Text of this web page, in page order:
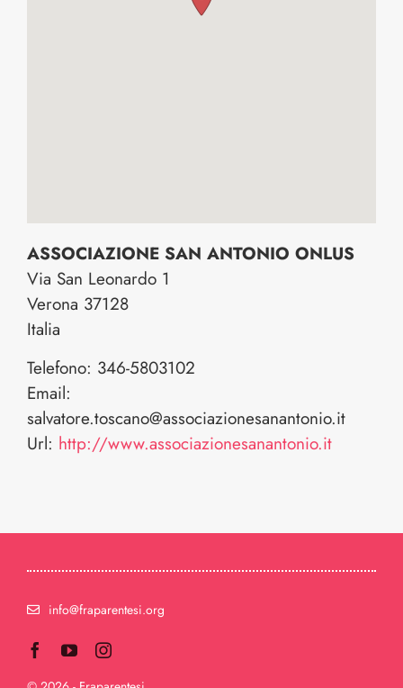
ASSOCIAZIONE SAN ANTONIO ONLUS
Via San Leonardo 1
Verona 37128
Italia
Telefono: 346-5803102
Email:
salvatore.toscano@associazionesanantonio.it
Url: http://www.associazionesanantonio.it
info@fraparentesi.org